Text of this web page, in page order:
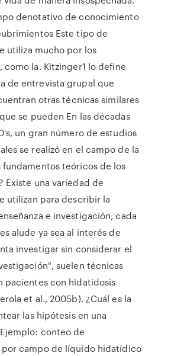
denotativo de conocimiento
Este tipo de
utiliza mucho por los
como la. Kitzinger1 lo define
de entrevista grupal que
otras técnicas similares
se pueden En las décadas
un gran número de estudios
se realizó en el campo de la
fundamentos teóricos de los
Existe una variedad de
utilizan para describir la
e investigación, cada
alude ya sea al interés de
investigar sin considerar el
suelen técnicas
pacientes con hidatidosis
et al., 2005b). ¿Cuál es la
las hipótesis en una
conteo de
campo de líquido hidatídico